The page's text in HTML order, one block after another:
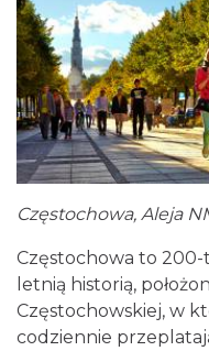
Częstochowa, Aleja
Częstochowa to
letnią historią,
Częstochowskiej, w
codziennie